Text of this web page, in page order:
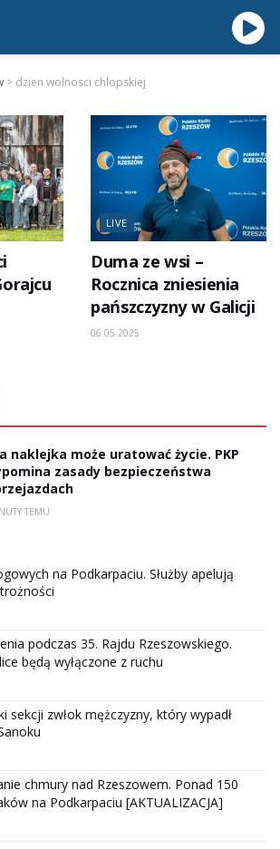
> dzien wolnosci chlopskiej
LIVE
Duma ze wsi –
Rocznica zniesienia
pańszczyzny w Galicji
06.05.2025
naklejka może uratować życie. PKP
zasady bezpieczeństwa
TEMU
na Podkarpaciu. Służby apelują
podczas 35. Rajdu Rzeszowskiego.
będą wyłączone z ruchu
sekcji zwłok mężczyzny, który wypadł
chmury nad Rzeszowem. Ponad 150
na Podkarpaciu [AKTUALIZACJA]